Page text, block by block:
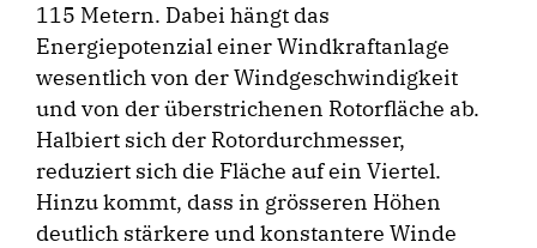
115 Metern. Dabei hängt das
Energiepotenzial einer Windkraftanlage
wesentlich von der Windgeschwindigkeit
und von der überstrichenen Rotorfläche ab.
Halbiert sich der Rotordurchmesser,
reduziert sich die Fläche auf ein Viertel.
Hinzu kommt, dass in grösseren Höhen
deutlich stärkere und konstantere Winde